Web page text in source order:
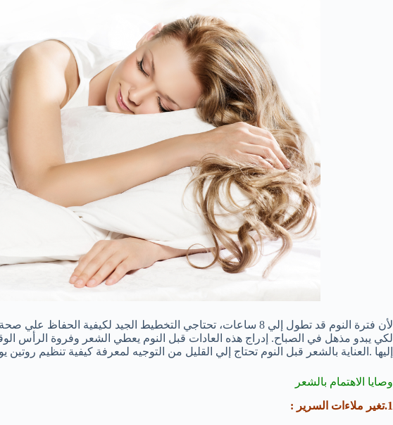
لأن فترة النوم قد تطول إلي 8 ساعات، تحتاجي التخطيط الجيد لكيفية
لكي يبدو مذهل في الصباح. إدراج هذه العادات قبل النوم يعطي الشعر وفروة الرأس
إليها .العناية بالشعر قبل النوم تحتاج إلي القليل من التوجيه لمعرفة كيفية تنظيم
وصايا الاهتمام بالشعر
1.تغير ملاءات السرير :